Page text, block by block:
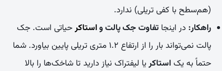
(هم‌سطح با کفی تریلی) ندارد.
راهکار: در اینجاتفاوت جک پالت واستاکرحیاتی است. جک
پالت نمی‌تواند بار را از ارتفاع ۱.۲ متری تریلی پایین بیاورد. شما
حتماً به یکاستاکریا لیفتراک نیاز دارید تا شاخک‌ها را بالا